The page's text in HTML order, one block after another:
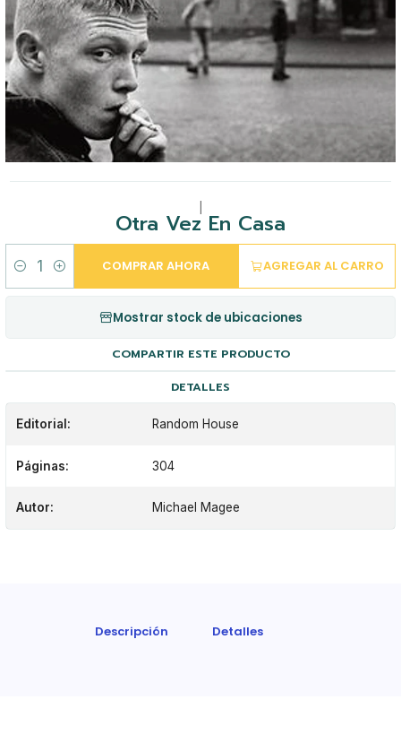
Otra Vez En Casa
Cantidad
AGREGAR AL CARRO
COMPRAR AHORA
Mostrar stock de ubicaciones
COMPARTIR ESTE PRODUCTO
DETALLES
Editorial: Random House
Páginas: 304
Autor: Michael Magee
Descripción Detalles